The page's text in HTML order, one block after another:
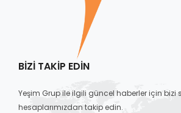
BIZI TAKIP EDIN
Yeşim Grup ile ilgili güncel haberler için
hesaplarımızdan takip edin.